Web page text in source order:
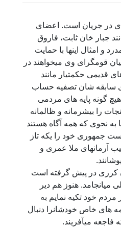
در جريان است. اعضاى
جبار خان ثابت، فاروق
و امثال اينها با حمايت
قومگراى وى ميخواهند در
قديمى حكمتيار مانند
سابقه شان تصفيه حساب
هيچ گونه پايه هاى مردمى
را بيشرمانه و ظالمانه
به نحوى كه همه آگاه هستند
جمهورى خود را يكه تاز
آرمانهاى ملا عمرى و
كرزى در پيش گرفته است
هنوز هم دير
مردم خود تكيه نمايم به
هاى خاص خودشانرا دنبال
فاجعه ميآفريند.